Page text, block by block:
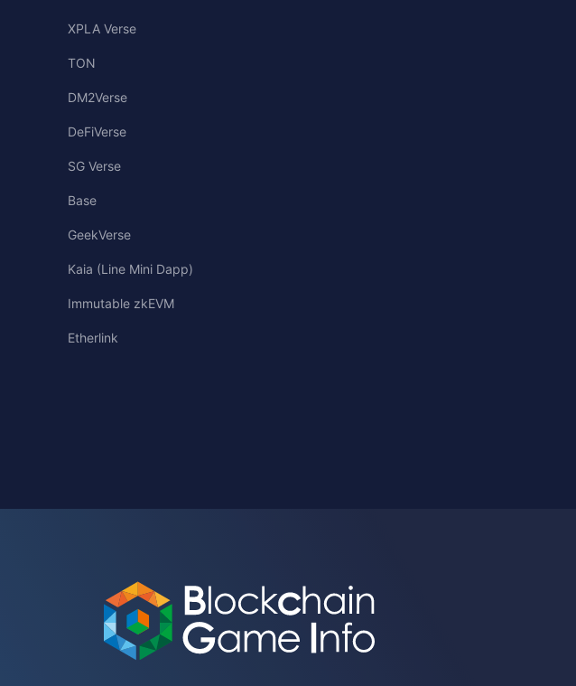
XPLA Verse
TON
DM2Verse
DeFiVerse
SG Verse
Base
GeekVerse
Kaia (Line Mini Dapp)
Immutable zkEVM
Etherlink